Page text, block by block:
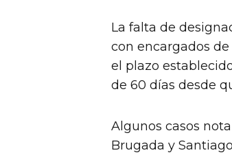
La falta de
con encargados
el plazo
de 60 días desde
Algunos casos
Brugada y